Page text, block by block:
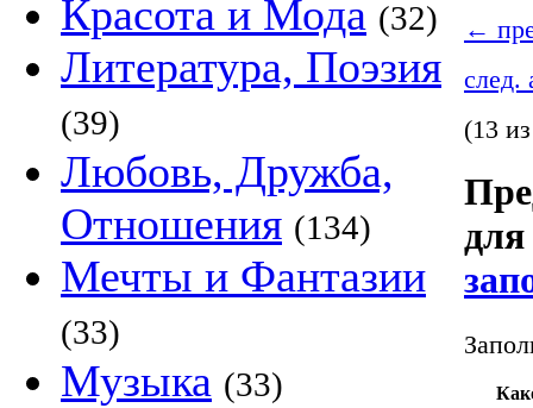
Красота и Мода (32)
Литература, Поэзия
(39)
Любовь, Дружба,
Отношения (134)
Мечты и Фантазии
(33)
Музыка (33)
←
след.
(13